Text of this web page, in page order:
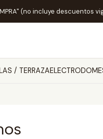
/ TERRAZA
(no incluye descuentos